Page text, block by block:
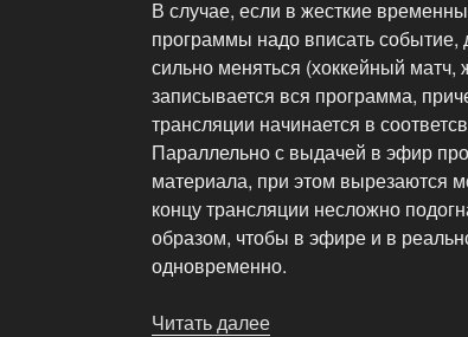
В случае, если в жесткие
программы надо вписать событие,
сильно меняться (хоккейный матч,
записывается вся программа,
трансляции начинается в
Параллельно с выдачей в эфир
материала, при этом вырезаются
концу трансляции несложно
образом, чтобы в эфире и в
одновременно.
Читать далее«Система